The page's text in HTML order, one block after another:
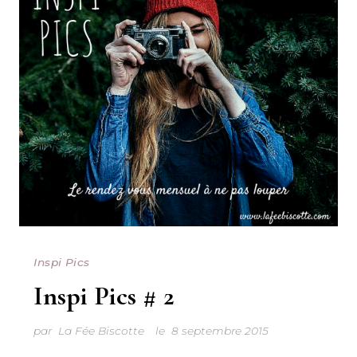
Inspi Pics
Inspi Pics # 2
par La Fée Biscotte le 8 septembre 2015